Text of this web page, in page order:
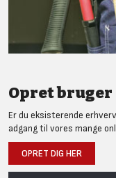
Opret
Er du eksisterende
adgang til vores mange
OPRET DIG HER